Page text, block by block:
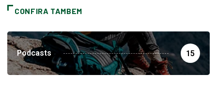
CONFIRA TAMBEM
Podcasts 15